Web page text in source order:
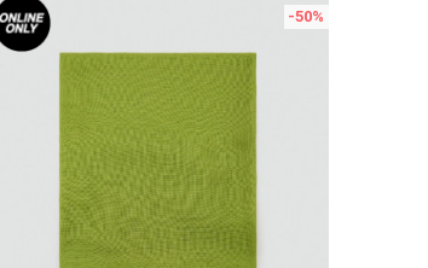
Uporedi
-50%